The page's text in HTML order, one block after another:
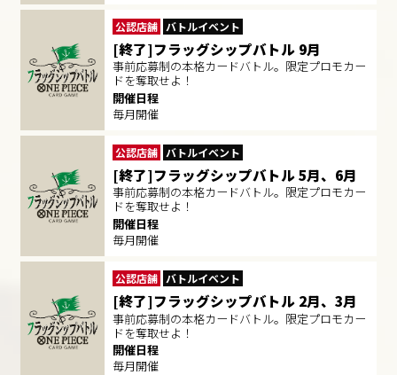
公認店舗 バトルイベント
[終了]フラッグシップバトル 9月
事前応募制の本格カードバトル。限定プロモカー
ドを奪取せよ！
開催日程
毎月開催
公認店舗 バトルイベント
[終了]フラッグシップバトル 5月、6月
事前応募制の本格カードバトル。限定プロモカー
ドを奪取せよ！
開催日程
毎月開催
公認店舗 バトルイベント
[終了]フラッグシップバトル 2月、3月
事前応募制の本格カードバトル。限定プロモカー
ドを奪取せよ！
開催日程
毎月開催